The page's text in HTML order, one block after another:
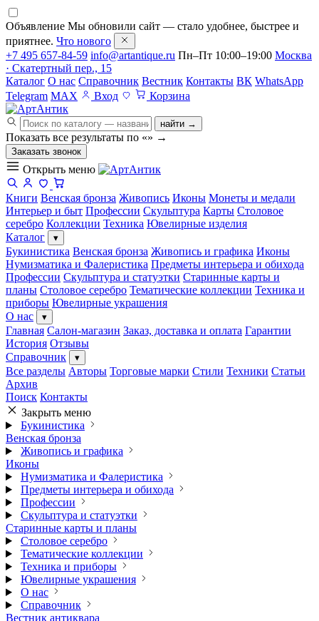
Объявление Мы обновили сайт — стало удобнее, быстрее и
приятнее. Что нового
+7 495 657-84-59 info@artantique.ru Пн–Пт 10:00–19:00 Москва
· Скатертный пер., 15
Каталог О нас Справочник Вестник Контакты ВК WhatsApp
Telegram MAX Вход Корзина
найти →
Показать все результаты по «» →
Заказать звонок
Открыть меню
Книги Венская бронза Живопись Иконы Монеты и медали
Интерьер и быт Профессии Скульптура Карты Столовое
серебро Коллекции Техника Ювелирные изделия
Каталог
▾
Букинистика Венская бронза Живопись и графика Иконы
Нумизматика и Фалеристика Предметы интерьера и обихода
Профессии Скульптура и статуэтки Старинные карты и
планы Столовое серебро Тематические коллекции Техника и
приборы Ювелирные украшения
О нас
▾
Главная Салон-магазин Заказ, доставка и оплата Гарантии
История Отзывы
Справочник
▾
Все разделы Авторы Торговые марки Стили Техники Статьи
Архив
Поиск Контакты
Закрыть меню
Букинистика
Венская бронза
Живопись и графика
Иконы
Нумизматика и Фалеристика
Предметы интерьера и обихода
Профессии
Скульптура и статуэтки
Старинные карты и планы
Столовое серебро
Тематические коллекции
Техника и приборы
Ювелирные украшения
О нас
Справочник
Вестник антиквара